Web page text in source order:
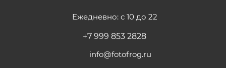
Ежедневно: с 10 до 22
+7 999 853 2828
info@fotofrog.ru